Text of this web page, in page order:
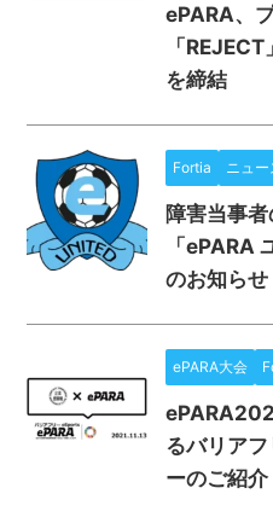
ePARA、
「
を締結
Fortia ニュ
障害当事
「ePARA
のお知らせ
ePARA大会
るバリア
ーのご紹介